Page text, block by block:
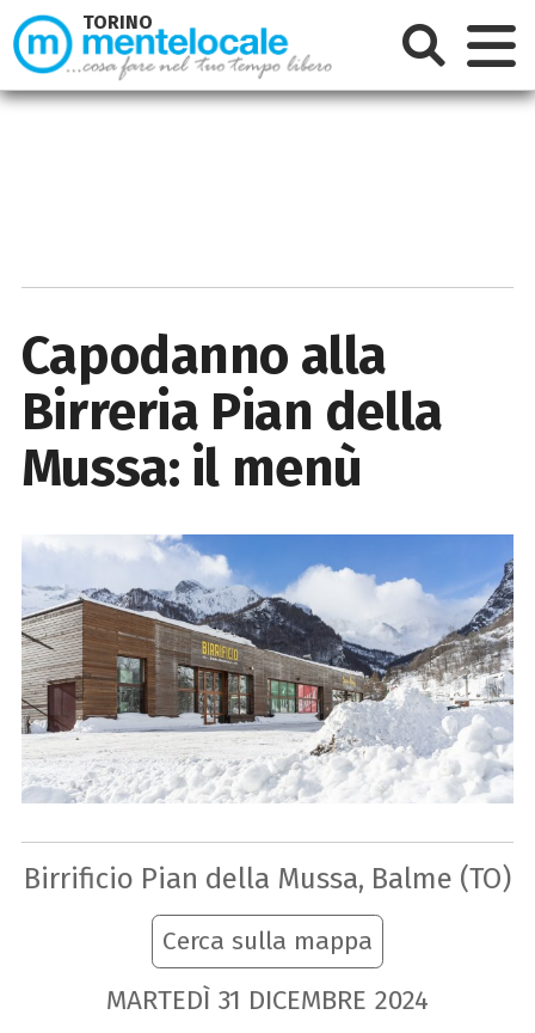
Capodanno alla
Birreria Pian della
Mussa: il menù
Birrificio Pian della Mussa, Balme (TO)
Cerca sulla mappa
MARTEDÌ 31 DICEMBRE 2024
TORINO